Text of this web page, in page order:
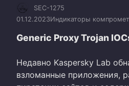
SEC-1275
01.12.2023Индикаторы
Generic Proxy Trojan
Недавно Kaspersky Lab
взломанные приложения,